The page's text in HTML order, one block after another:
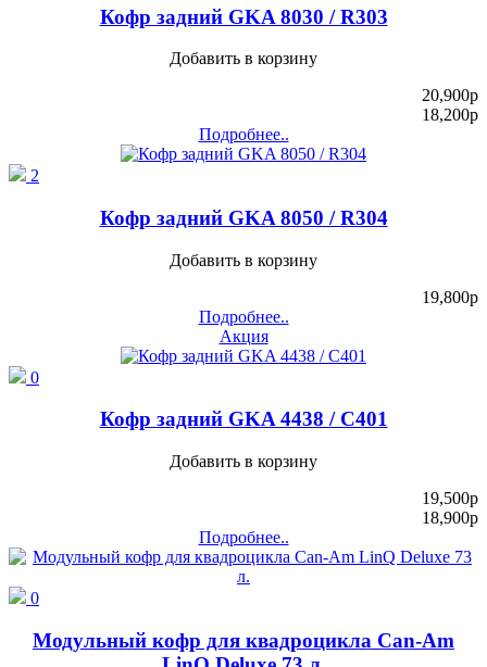
Кофр задний GKA 8030 / R303
Добавить в корзину
20,900p
18,200p
Подробнее..
2
Кофр задний GKA 8050 / R304
Добавить в корзину
19,800p
Подробнее..
Акция
0
Кофр задний GKA 4438 / C401
Добавить в корзину
19,500p
18,900p
Подробнее..
0
Модульный кофр для квадроцикла Can-Am